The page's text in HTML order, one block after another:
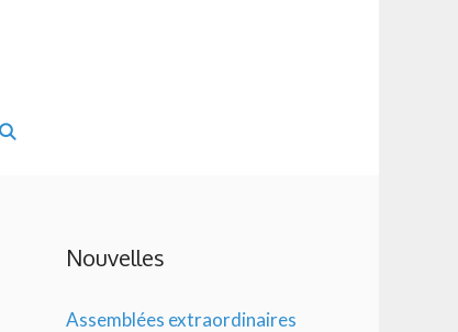
Nouvelles
Assemblées extraordinaires